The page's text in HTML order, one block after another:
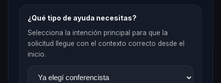
¿Qué tipo de ayuda necesitas?
Selecciona la intención principal para que la
solicitud llegue con el contexto correcto desde el
inicio.